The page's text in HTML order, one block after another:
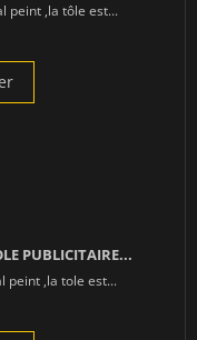
peint ,la tôle est...
PUBLICITAIRE...
peint ,la tole est...